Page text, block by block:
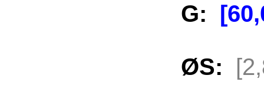
G:
ØS: